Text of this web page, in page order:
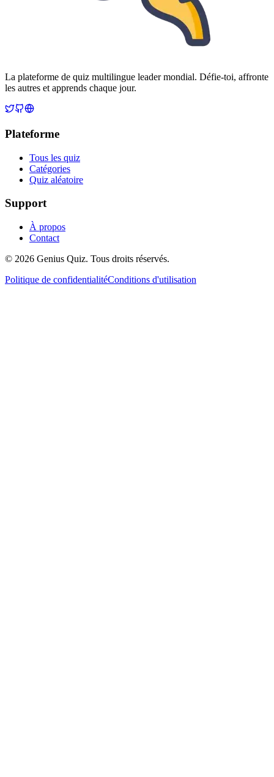
La plateforme de quiz multilingue leader mondial. Défie-toi, affronte
les autres et apprends chaque jour.
Plateforme
Tous les quiz
Catégories
Quiz aléatoire
Support
À propos
Contact
© 2026 Genius Quiz. Tous droits réservés.
Politique de confidentialitéConditions d'utilisation